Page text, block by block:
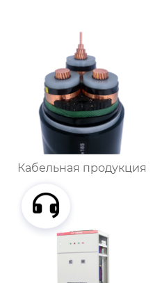
Кабельная продукция